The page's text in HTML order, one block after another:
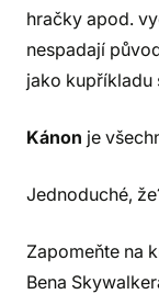
hračky apod.
nespadají
jako kupříkladu
Kánon je
Jednoduché,
Zapomeňte na
Bena